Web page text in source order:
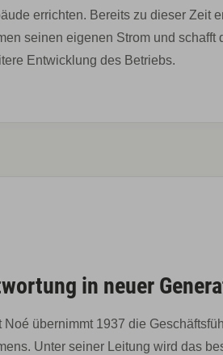
errichten. Bereits zu dieser Zeit
seinen eigenen Strom und schafft
Entwicklung des Betriebs.
in neuer
Noé übernimmt 1937 die
Unter seiner Leitung wird das